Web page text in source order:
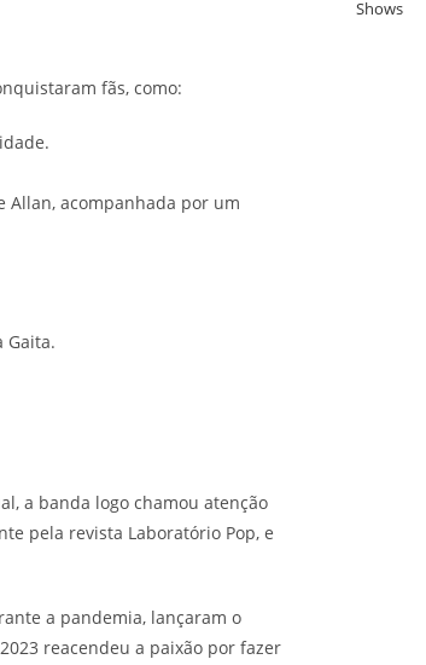
fãs, como:
acompanhada por um
Gaita.
a banda logo chamou atenção
pela revista Laboratório Pop, e
a pandemia, lançaram o
reacendeu a paixão por fazer
Shows